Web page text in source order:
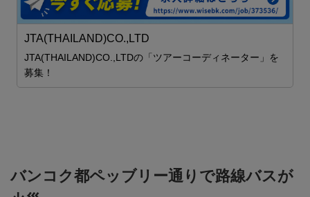
JTA(THAILAND)CO.,LTD
JTA(THAILAND)CO.,LTDの「ツアーコーディネーター」を
募集！
バンコク都ペッブリー通りで路線バスが